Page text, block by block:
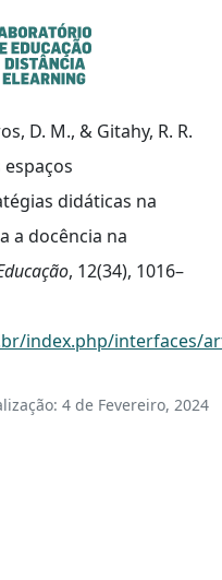
D. M., & Gitahy, R. R.
espaços
didáticas na
a docência na
, 12(34), 1016–
index.php/interfaces/
4 de Fevereiro, 2024